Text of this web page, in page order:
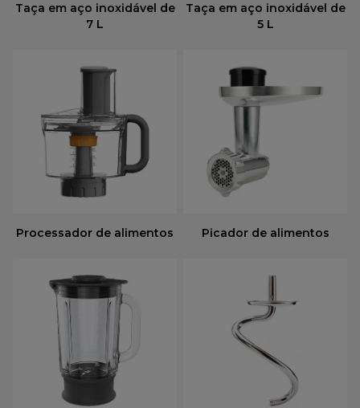
Taça em aço inoxidável de
7 L
Taça em aço inoxidável de
5 L
Processador de alimentos Picador de alimentos